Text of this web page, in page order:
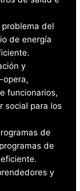
problema del
de energía
y
opera,
funcionarios,
social para los
de
de
y